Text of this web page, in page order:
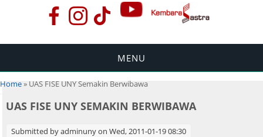
MENU
You are here
Home» UAS FISE UNY Semakin Berwibawa
UAS FISE UNY SEMAKIN BERWIBAWA
Submitted byadminunyon Wed, 2011-01-19 08:30